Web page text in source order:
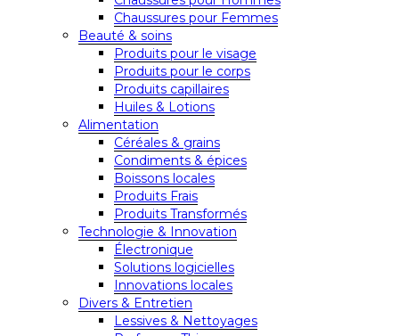
Chaussures pour Femmes
Beauté & soins
Produits pour le visage
Produits pour le corps
Produits capillaires
Huiles & Lotions
Alimentation
Céréales & grains
Condiments & épices
Boissons locales
Produits Frais
Produits Transformés
Technologie & Innovation
Électronique
Solutions logicielles
Innovations locales
Divers & Entretien
Lessives & Nettoyages